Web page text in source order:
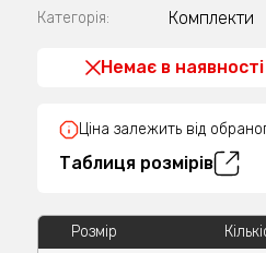
Категорія: Комплекти
Немає в наявності
Ціна залежить від
Таблиця розмірів
Розмір